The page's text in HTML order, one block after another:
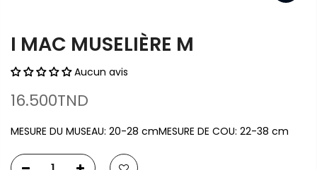
I MAC MUSELIÈRE M
Aucun avis
16.500TND
MESURE DU MUSEAU: 20-28 cmMESURE DE COU: 22-38 cm